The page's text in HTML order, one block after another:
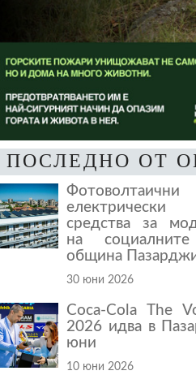
ПОСЛЕДНО ОТ
средства за
на
община
30 юни 2026
Coca-Cola The
2026 идва в
юни
10 юни 2026